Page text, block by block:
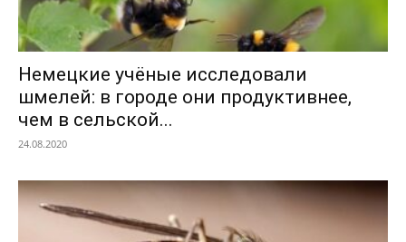
Немецкие учёные исследовали
шмелей: в городе они продуктивнее,
чем в сельской...
24.08.2020